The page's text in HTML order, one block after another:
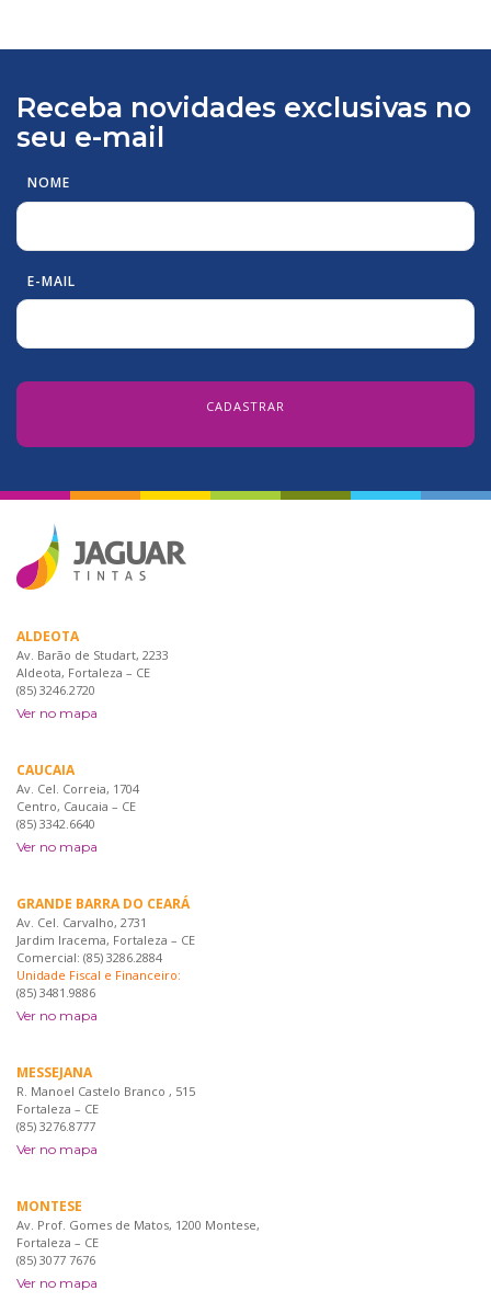
Receba novidades exclusivas no
seu e-mail
NOME
E-MAIL
ALDEOTA
Av. Barão de Studart, 2233
Aldeota, Fortaleza – CE
(85) 3246.2720
Ver no mapa
CAUCAIA
Av. Cel. Correia, 1704
Centro, Caucaia – CE
(85) 3342.6640
Ver no mapa
GRANDE BARRA DO CEARÁ
Av. Cel. Carvalho, 2731
Jardim Iracema, Fortaleza – CE
Comercial: (85) 3286.2884
Unidade Fiscal e Financeiro:
(85) 3481.9886
Ver no mapa
MESSEJANA
R. Manoel Castelo Branco , 515
Fortaleza – CE
(85) 3276.8777
Ver no mapa
MONTESE
Av. Prof. Gomes de Matos, 1200 Montese,
Fortaleza – CE
(85) 3077 7676
Ver no mapa